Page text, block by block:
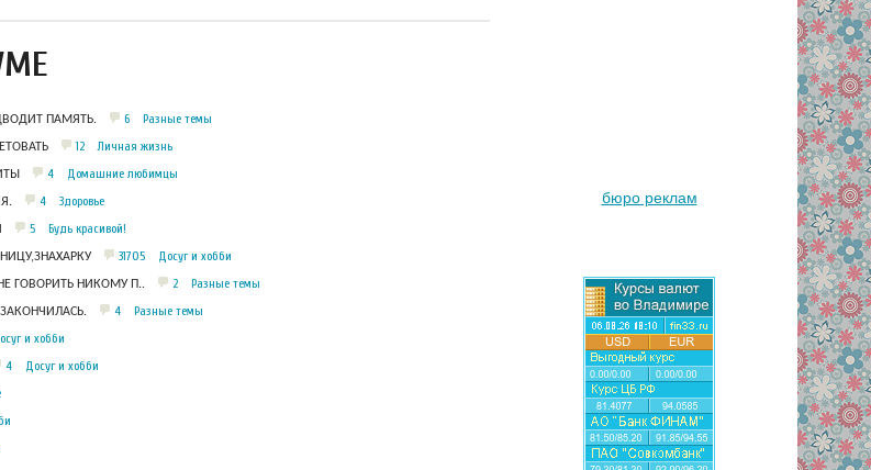
ПАМЯТЬ. 6 Разные темы
12 Личная жизнь
4 Домашние любимцы
4 Здоровье
5 Будь красивой!
31705 Досуг и хобби
ГОВОРИТЬ НИКОМУ П.. 2 Разные темы
4 Разные темы
и хобби
4 Досуг и хобби
бюро реклам